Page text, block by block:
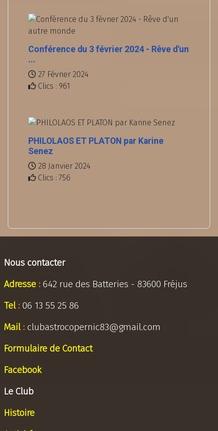
Conférence du 3 février 2024 - Rêve d'un
...
27 Février 2024
Clics : 961
PHILOLAOS ET PLATON par Karine
Senez
28 Janvier 2024
Clics : 756
Nous contacter
Adresse : 642 rue des Batteries - 83600 Fréjus
Tel: 06 13 55 25 86
Mail: clubastrocopernic83@gmail.com
Formulaire de Contact
Facebook
Le Club
Histoire